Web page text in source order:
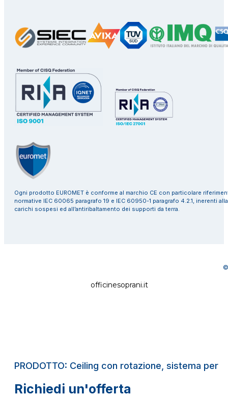
Ogni prodotto EUROMET è conforme al marchio CE con particolare
normative IEC 60065 paragrafo 19 e IEC 60950-1 paragrafo 4.2.1, inerenti
carichi sospesi ed all’antiribaltamento dei supporti da terra.
©
officinesoprani.it
PRODOTTO: Ceiling con rotazione, sistema
Richiedi un'offerta